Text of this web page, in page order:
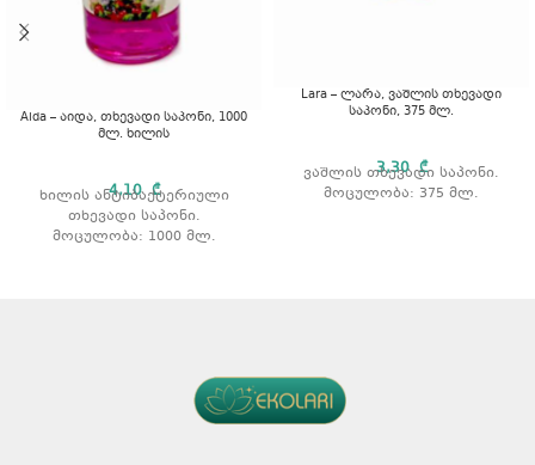
Aida – აიდა, თხევადი საპონი, 1000
მლ. ხილის
4,10₾
ხილის ანტიბაქტერიული
თხევადი საპონი.
მოცულობა: 1000 მლ.
Lara – ლარა, ვაშლის თხევადი
საპონი, 375 მლ.
3,30₾
ვაშლის თხევადი საპონი.
მოცულობა: 375 მლ.